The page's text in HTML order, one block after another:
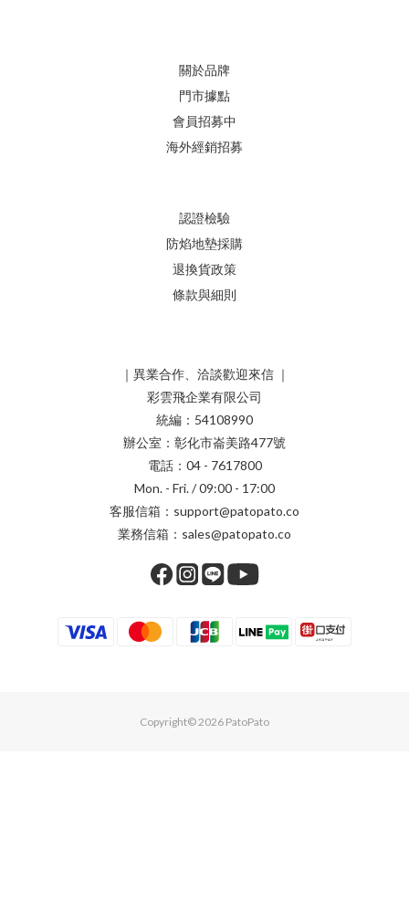
關於品牌
門市據點
會員招募中
海外經銷招募
認證檢驗
防焰地墊採購
退換貨政策
條款與細則
｜異業合作、洽談歡迎來信 ｜
彩雲飛企業有限公司
統編：54108990
辦公室：彰化市崙美路477號
電話：04 - 7617800
Mon. - Fri. / 09:00 - 17:00
客服信箱：support@patopato.co
業務信箱：sales@patopato.co
Copyright© 2026 PatoPato